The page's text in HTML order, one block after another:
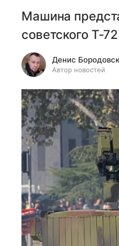
Машина
советского Т-
Денис
Автор новостей